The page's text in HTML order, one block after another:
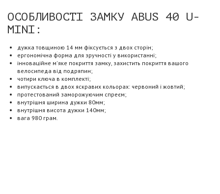
ОСОБЛИВОСТІ ЗАМКУ ABUS 40 U-
MINI:
дужка товщиною 14 мм фіксується з двох сторін;
ергономічна форма для зручності у використанні;
інноваційне м'яке покриття замку, захистить покриття вашого
велосипеда від подряпин;
чотири ключа в комплекті;
випускається в двох яскравих кольорах: червоний і жовтий;
протестований заморожуючим спреєм;
внутрішня ширина дужки 80мм;
внутрішня висота дужки 140мм;
вага 980 грам.